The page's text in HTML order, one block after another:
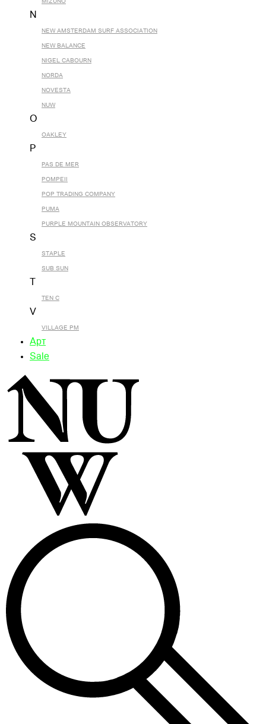
N
NEW AMSTERDAM SURF ASSOCIATION
NEW BALANCE
NIGEL CABOURN
NORDA
NOVESTA
NUW
O
OAKLEY
P
PAS DE MER
POMPEII
POP TRADING COMPANY
PUMA
PURPLE MOUNTAIN OBSERVATORY
S
STAPLE
SUB SUN
TEN C
V
VILLAGE PM
Арт
Sale